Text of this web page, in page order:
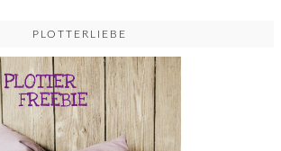
PLOTTERLIEBE